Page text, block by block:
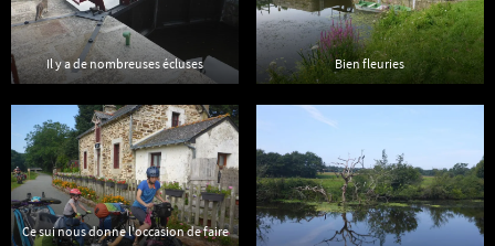
Il y a de nombreuses écluses Bien fleuries
Ce sui nous donne l’occasion de faire